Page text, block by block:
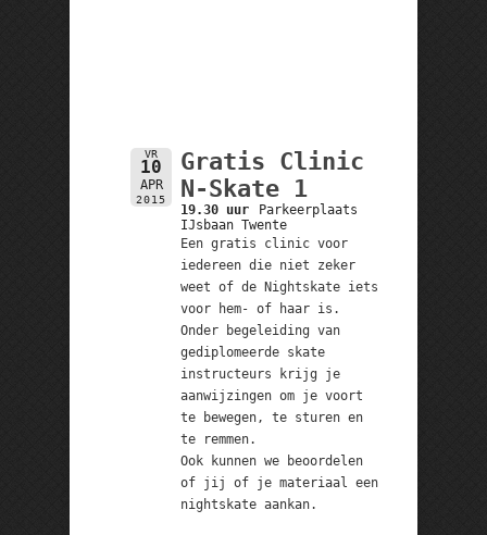
VR
10
APR
2015
Gratis Clinic
N-Skate 1
19.30 uur
Parkeerplaats
IJsbaan Twente
Een gratis clinic voor
iedereen die niet zeker
weet of de Nightskate iets
voor hem- of haar is.
Onder begeleiding van
gediplomeerde skate
instructeurs krijg je
aanwijzingen om je voort
te bewegen, te sturen en
te remmen.
Ook kunnen we beoordelen
of jij of je materiaal een
nightskate aankan.